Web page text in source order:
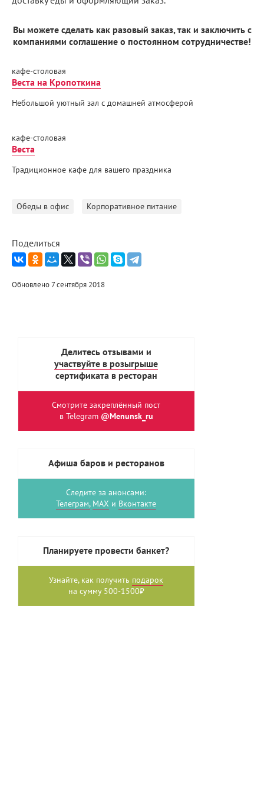
Вы можете сделать как разовый заказ, так и заключить с
компаниями соглашение о постоянном сотрудничестве!
кафе-столовая
Веста на Кропоткина
Небольшой уютный зал с домашней атмосферой
кафе-столовая
Веста
Традиционное кафе для вашего праздника
Обеды в офис Корпоративное питание
Поделиться
Обновлено 7 сентября 2018
Делитесь отзывами и
участвуйте в розыгрыше
сертификата в ресторан
Смотрите закреплённый пост
в Telegram @Menunsk_ru
Афиша баров и ресторанов
Следите за анонсами:
Телеграм, MAX и Вконтакте
Планируете провести банкет?
Узнайте, как получить подарок
на сумму 500-1500₽